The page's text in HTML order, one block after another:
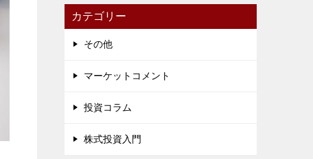
カテゴリー
その他
マーケットコメント
投資コラム
株式投資入門